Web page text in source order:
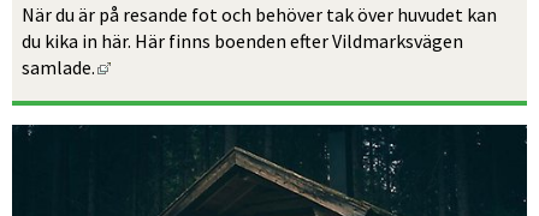
När du är på resande fot och behöver tak över huvudet kan
du kika in här. Här finns boenden efter Vildmarksvägen
samlade.
Länk till annan webbplats, öppnas i nytt fönster.